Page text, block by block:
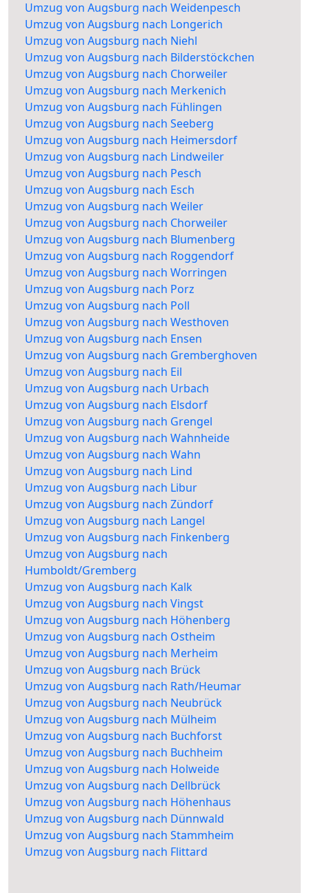
Umzug von Augsburg nach Weidenpesch
Umzug von Augsburg nach Longerich
Umzug von Augsburg nach Niehl
Umzug von Augsburg nach Bilderstöckchen
Umzug von Augsburg nach Chorweiler
Umzug von Augsburg nach Merkenich
Umzug von Augsburg nach Fühlingen
Umzug von Augsburg nach Seeberg
Umzug von Augsburg nach Heimersdorf
Umzug von Augsburg nach Lindweiler
Umzug von Augsburg nach Pesch
Umzug von Augsburg nach Esch
Umzug von Augsburg nach Weiler
Umzug von Augsburg nach Chorweiler
Umzug von Augsburg nach Blumenberg
Umzug von Augsburg nach Roggendorf
Umzug von Augsburg nach Worringen
Umzug von Augsburg nach Porz
Umzug von Augsburg nach Poll
Umzug von Augsburg nach Westhoven
Umzug von Augsburg nach Ensen
Umzug von Augsburg nach Gremberghoven
Umzug von Augsburg nach Eil
Umzug von Augsburg nach Urbach
Umzug von Augsburg nach Elsdorf
Umzug von Augsburg nach Grengel
Umzug von Augsburg nach Wahnheide
Umzug von Augsburg nach Wahn
Umzug von Augsburg nach Lind
Umzug von Augsburg nach Libur
Umzug von Augsburg nach Zündorf
Umzug von Augsburg nach Langel
Umzug von Augsburg nach Finkenberg
Umzug von Augsburg nach
Humboldt/Gremberg
Umzug von Augsburg nach Kalk
Umzug von Augsburg nach Vingst
Umzug von Augsburg nach Höhenberg
Umzug von Augsburg nach Ostheim
Umzug von Augsburg nach Merheim
Umzug von Augsburg nach Brück
Umzug von Augsburg nach Rath/Heumar
Umzug von Augsburg nach Neubrück
Umzug von Augsburg nach Mülheim
Umzug von Augsburg nach Buchforst
Umzug von Augsburg nach Buchheim
Umzug von Augsburg nach Holweide
Umzug von Augsburg nach Dellbrück
Umzug von Augsburg nach Höhenhaus
Umzug von Augsburg nach Dünnwald
Umzug von Augsburg nach Stammheim
Umzug von Augsburg nach Flittard